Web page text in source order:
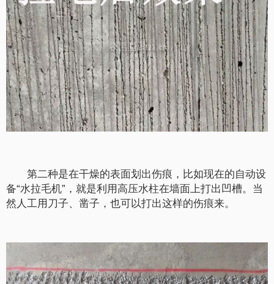
第二种是在干燥的表面划出伤痕，比如现在的自动设
备“水拉毛机”，就是利用高压水柱在墙面上打出凹槽。当
然人工用刀子、凿子，也可以打出这样的伤痕来。